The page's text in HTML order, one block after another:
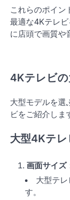
これらのポイン
最適な4Kテレ
に店頭で画質や
4Kテレビ
大型モデルを選
ビをご紹介しま
大型4Kテ
画面サイズ
大型テ
す。